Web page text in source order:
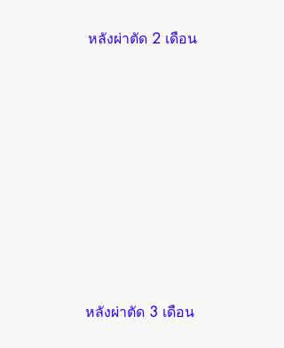
หลังผ่าตัด 2 เดือน
หลังผ่าตัด 3 เดือน